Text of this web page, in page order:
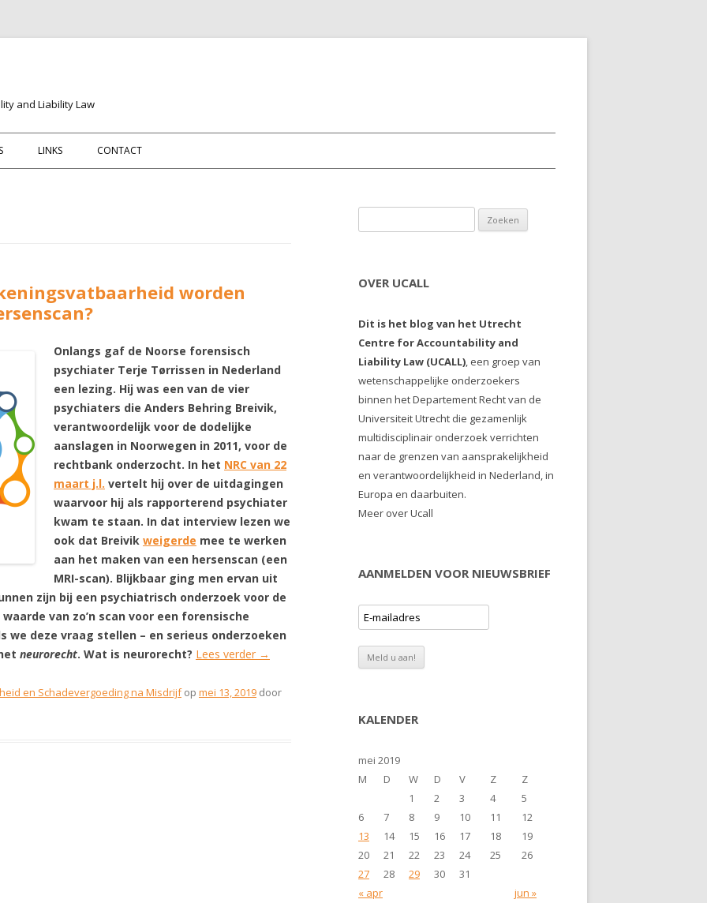
and Liability Law
Spring naar de inhoud
LINKS CONTACT
worden
Onlangs gaf de Noorse forensisch
psychiater Terje Tørrissen in Nederland
een lezing. Hij was een van de vier
psychiaters die Anders Behring Breivik,
verantwoordelijk voor de dodelijke
aanslagen in Noorwegen in 2011, voor de
rechtbank onderzocht. In het NRC van 22
maart j.l. vertelt hij over de uitdagingen
waarvoor hij als rapporterend psychiater
kwam te staan. In dat interview lezen we
ook dat Breivik weigerde mee te werken
aan het maken van een hersenscan (een
MRI-scan). Blijkbaar ging men ervan uit
zijn bij een psychiatrisch onderzoek voor de
van zo’n scan voor een forensische
we deze vraag stellen – en serieus onderzoeken
neurorecht. Wat is neurorecht? Lees verder →
en Schadevergoeding na Misdrijfop mei 13, 2019 door
OVER UCALL
Dit is het blog van het Utrecht
Centre for Accountability and
Liability Law (UCALL), een groep van
wetenschappelijke onderzoekers
binnen het Departement Recht van de
Universiteit Utrecht die gezamenlijk
multidisciplinair onderzoek verrichten
naar de grenzen van aansprakelijkheid
en verantwoordelijkheid in Nederland, in
Europa en daarbuiten.
Meer over Ucall
AANMELDEN VOOR NIEUWSBRIEF
KALENDER
mei 2019
M
D W D V Z Z
« apr jun »
1 2 3 4
5
6
7 8 9 10 11
12
13
14 15 16 17 18
19
20
21 22 23 24 25
26
27
28 29 30 31